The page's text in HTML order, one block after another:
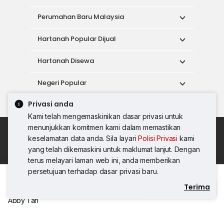
Privasi anda
Kami telah mengemaskinikan dasar privasi untuk
menunjukkan komitmen kami dalam memastikan
keselamatan data anda. Sila layariPolisi Privasi kami
yang telah dikemaskini untuk maklumat lanjut. Dengan
terus melayari laman web ini, anda memberikan
persetujuan terhadap dasar privasi baru.
Terima
Abby Tan
Hubungi Agen
Perumahan Baru Malaysia
Hartanah Popular Dijual
Hartanah Disewa
Negeri Popular
Alat
Dasar Penggunaan
Syarat Perkhidmatan
Dasar Privasi
Syarat Pembelian
© 2026 PropertyGuru International (Malaysia)
Sdn. Bhd.